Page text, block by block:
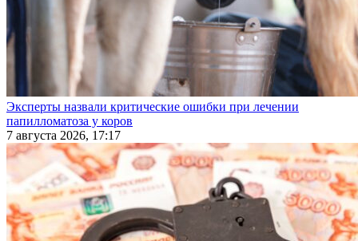
Эксперты назвали критические ошибки при лечении
папилломатоза у коров
7 августа 2026, 17:17